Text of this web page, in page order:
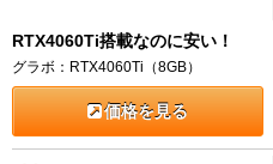
RTX4060Ti搭載なのに安い！
グラボ：RTX4060Ti（8GB）
価格を見る